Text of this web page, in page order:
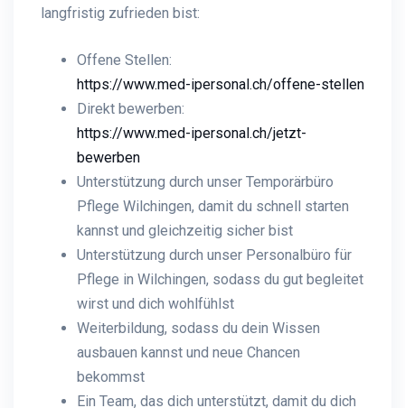
langfristig zufrieden bist:
Offene Stellen:
https://www.med-ipersonal.ch/offene-stellen
Direkt bewerben:
https://www.med-ipersonal.ch/jetzt-
bewerben
Unterstützung durch unser Temporärbüro
Pflege Wilchingen, damit du schnell starten
kannst und gleichzeitig sicher bist
Unterstützung durch unser Personalbüro für
Pflege in Wilchingen, sodass du gut begleitet
wirst und dich wohlfühlst
Weiterbildung, sodass du dein Wissen
ausbauen kannst und neue Chancen
bekommst
Ein Team, das dich unterstützt, damit du dich